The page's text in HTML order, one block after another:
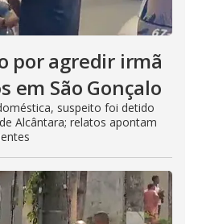
por agredir irmã
em São Gonçalo
suspeito foi detido
Alcântara; relatos apontam